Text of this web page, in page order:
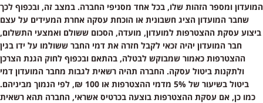
המועדון ומספר הזהות שלו, בכל אחד מסניפי החברה. במצב זה, ובכפוף לכך
שחבר המועדון הציג חשבונית או הוכחת עסקה אחרת המעידים על עצם
ביצוע עסקת ההצטרפות למועדון, מועדה, הסכום ששולם ואמצעי התשלום,
חבר המועדון יהיה זכאי לקבל חזרה את דמי החבר ששולמו על ידו בגין
ההצטרפות כאמור שמבוקש לבטלה, בהתאם ובכפוף לחוק הגנת הצרכן
ולתקנות ביטול עסקה. החברה תהיה רשאית לגבות מחבר המועדון דמי
ביטול בשיעור של 5% מדמי ההצטרפות או 100 ₪, לפי הנמוך מביניהם.
כמו כן, אם עסקת ההצטרפות בוצעה בכרטיס אשראי, החברה תהא רשאית